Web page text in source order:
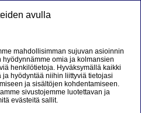
(publ)
6 uutta
avulla
mahdollisimman sujuvan asioinnin
omia ja kolmansien
henkilötietoja. Hyväksymällä kaikki
hyödyntää niihin liittyviä tietojasi
ja sisältöjen kohdentamiseen.
sivustojemme luotettavan ja
evästeitä sallit.